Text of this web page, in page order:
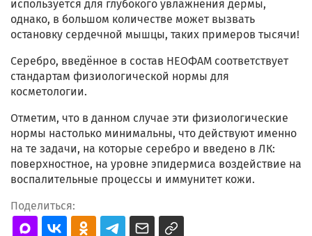
используется для глубокого увлажнения дермы,
однако, в большом количестве может вызвать
остановку сердечной мышцы, таких примеров тысячи!
Серебро, введённое в состав НЕОФАМ соответствует
стандартам физиологической нормы для
косметологии.
Отметим, что в данном случае эти физиологические
нормы настолько минимальны, что действуют именно
на те задачи, на которые серебро и введено в ЛК:
поверхностное, на уровне эпидермиса воздействие на
воспалительные процессы и иммунитет кожи.
Поделиться: